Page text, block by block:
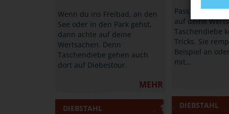
Wenn du ins Freibad, an den
See oder in den Park gehst,
dann achte auf deine
Wertsachen. Denn
Taschendiebe gehen auch
dort auf Diebestour.
MEHR
Pass auch
auf deine
Taschendiebe
Tricks. Sie
Beispiel an
mit…
DIEBSTAHL
DIEBSTAHL